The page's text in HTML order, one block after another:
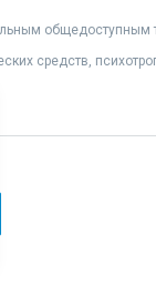
общедоступным
средств,